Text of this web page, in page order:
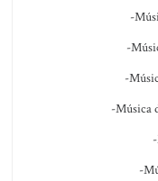
-
-
-
-Música
-